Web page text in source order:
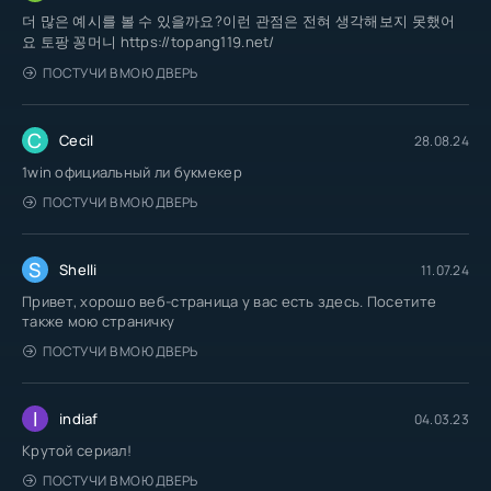
더 많은 예시를 볼 수 있을까요?이런 관점은 전혀 생각해보지 못했어
요 토팡 꽁머니 https://topang119.net/
ПОСТУЧИ В МОЮ ДВЕРЬ
C Cecil 28.08.24
1win официальный ли букмекер
ПОСТУЧИ В МОЮ ДВЕРЬ
S Shelli 11.07.24
Привет, хорошо веб-страница у вас есть здесь. Посетите
также мою страничку
ПОСТУЧИ В МОЮ ДВЕРЬ
I indiaf 04.03.23
Крутой сериал!
ПОСТУЧИ В МОЮ ДВЕРЬ